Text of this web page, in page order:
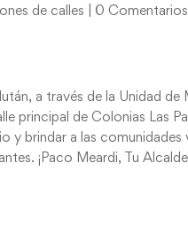
de calles 0 Comentarios
a través de la Unidad
principal de Colonias Las
y brindar a las
¡Paco Meardi, Tu